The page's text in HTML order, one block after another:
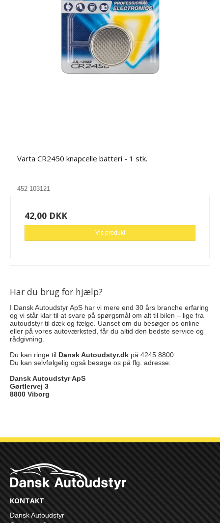
Varta CR2450 knapcelle batteri - 1 stk.
452 103121
42,00 DKK
Vis produkt
Har du brug for hjælp?
I Dansk Autoudstyr ApS har vi mere end 30 års branche erfaring
og vi står klar til at svare på spørgsmål om alt til bilen – lige fra
autoudstyr til dæk og fælge. Uanset om du besøger os online
eller på vores autoværksted, får du altid den bedste service og
rådgivning.
Du kan ringe til Dansk Autoudstyr.dk på 4245 8800
Du kan selvfølgelig også besøge os på flg. adresse:
Dansk Autoudstyr ApS
Gørtlervej 3
8800 Viborg
KONTAKT
Dansk Autoudstyr